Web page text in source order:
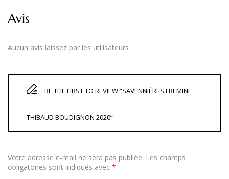
Avis
Aucun avis laissez par les utilisateurs
BE THE FIRST TO REVIEW “SAVENNIÈRES FREMINE
THIBAUD BOUDIGNON 2020”
Votre adresse e-mail ne sera pas publiée. Les champs
obligatoires sont indiqués avec *